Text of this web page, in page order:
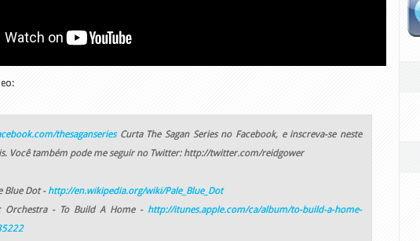
thesaganseriesCurta The Sagan Series no Facebook, e inscreva-se neste
Você também pode me seguir no Twitter: http://twitter.com/reidgower
Blue Dot - http://en.wikipedia.org/wiki/Pale_Blue_Dot
Orchestra - To Build A Home - http://itunes.apple.com/ca/album/to-build-a-home-